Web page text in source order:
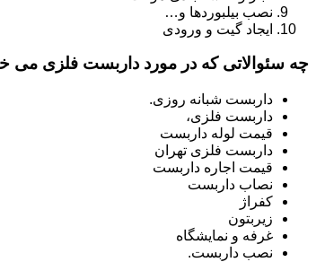
نصب بیلبوردها و…
ایجاد گیت و ورودی
چه سئوالاتی که در مورد داربست فلزی می
داربست شبانه روزی.
داربست فلزی،
قیمت لوله داربست
داربست فلزی تهران
قیمت اجاره داربست
نصاب داربست
کفراژ
زیربتون
غرفه و نمایشگاه
نصب داربست.